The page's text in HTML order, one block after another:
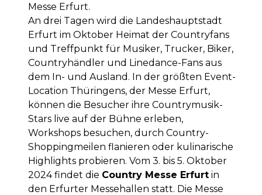
Messe Erfurt.
An drei Tagen wird die Landeshauptstadt
Erfurt im Oktober Heimat der Countryfans
und Treffpunkt für Musiker, Trucker, Biker,
Countryhändler und Linedance-Fans aus
dem In- und Ausland. In der größten Event-
Location Thüringens, der Messe Erfurt,
können die Besucher ihre Countrymusik-
Stars live auf der Bühne erleben,
Workshops besuchen, durch Country-
Shoppingmeilen flanieren oder kulinarische
Highlights probieren. Vom 3. bis 5. Oktober
2024 findet die Country Messe Erfurt in
den Erfurter Messehallen statt. Die Messe